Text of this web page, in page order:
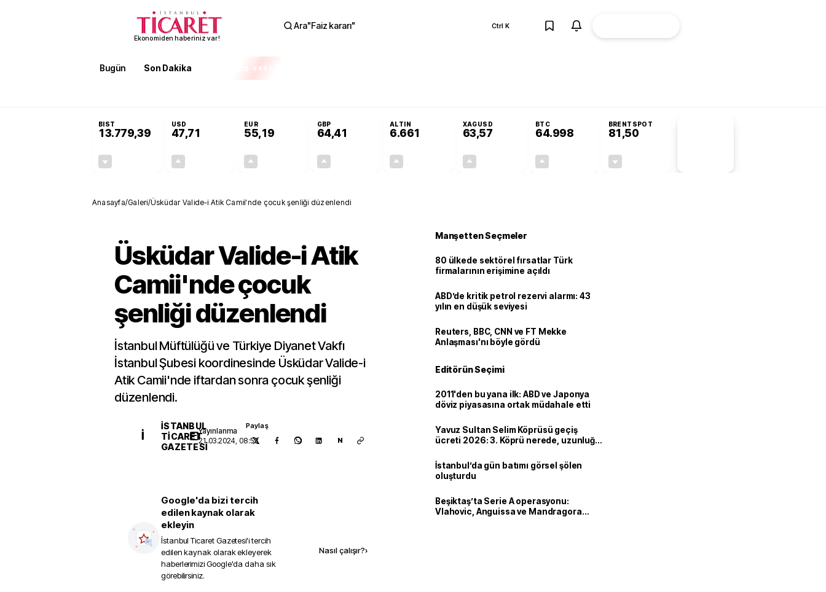
Ekonomiden haberiniz var!
Ara"Faiz kararı" Ctrl K
Bugün Son Dakika EKSTRA
BIST
13.779,39
USD
47,71
EUR
55,19
GBP
64,41
ALTIN
6.661
XAGUSD
63,57
BTC
64.998
BRENTSPOT
81,50
Anasayfa/Galeri/Üsküdar Valide-i Atik Camii'nde çocuk şenliği düzenlendi
Üsküdar Valide-i Atik
Camii'nde çocuk
şenliği düzenlendi
İstanbul Müftülüğü ve Türkiye Diyanet Vakfı
İstanbul Şubesi koordinesinde Üsküdar Valide-i
Atik Camii'nde iftardan sonra çocuk şenliği
düzenlendi.
İ
İSTANBUL
TICARET
GAZETESI
Yayınlanma
21.03.2024, 08:53
Paylaş
N
Google'da bizi tercih
edilen kaynak olarak
ekleyin
İstanbul Ticaret Gazetesi'i tercih
edilen kaynak olarak ekleyerek
haberlerimizi Google'da daha sık
görebilirsiniz.
Nasıl çalışır?›
Manşetten Seçmeler
80 ülkede sektörel fırsatlar Türk
firmalarının erişimine açıldı
ABD’de kritik petrol rezervi alarmı: 43
yılın en düşük seviyesi
Reuters, BBC, CNN ve FT Mekke
Anlaşması'nı böyle gördü
Editörün Seçimi
2011'den bu yana ilk: ABD ve Japonya
döviz piyasasına ortak müdahale etti
Yavuz Sultan Selim Köprüsü geçiş
ücreti 2026: 3. Köprü nerede, uzunluğu
İstanbul’da gün batımı görsel şölen
oluşturdu
Beşiktaş’ta Serie A operasyonu:
Vlahovic, Anguissa ve Mandragora